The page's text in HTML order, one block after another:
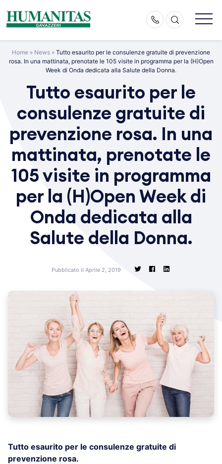
content
Home » News » Tutto esaurito per le consulenze gratuite di prevenzione
rosa. In una mattinata, prenotate le 105 visite in programma per la (H)Open
Week di Onda dedicata alla Salute della Donna.
Tutto esaurito per le
consulenze gratuite di
prevenzione rosa. In una
mattinata, prenotate le
105 visite in programma
per la (H)Open Week di
Onda dedicata alla
Salute della Donna.
Pubblicato il Aprile 2, 2019
Tutto esaurito per le consulenze gratuite di
prevenzione rosa.